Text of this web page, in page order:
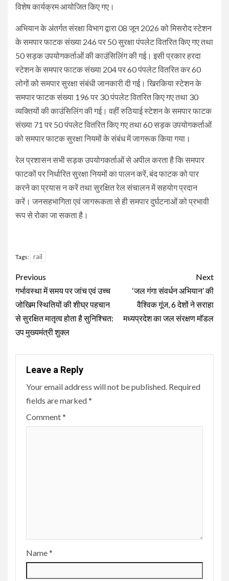
विशेष कार्यक्रम आयोजित किए गए।
अभियान के अंतर्गत संरक्षा विभाग द्वारा 08 जून 2026 को मिसरोद स्टेशन
के समपार फाटक संख्या 246 पर 50 सुरक्षा पंपलेट वितरित किए गए तथा
50 सड़क उपयोगकर्ताओं की काउंसिलिंग की गई। इसी प्रकार हरदा
स्टेशन के समपार फाटक संख्या 204 पर 60 पंपलेट वितरित कर 60
लोगों को समपार सुरक्षा संबंधी जानकारी दी गई। खिरकिया स्टेशन के
समपार फाटक संख्या 196 पर 30 पंपलेट वितरित किए गए तथा 30
व्यक्तियों की काउंसिलिंग की गई। वहीं रुठियाई स्टेशन के समपार फाटक
संख्या 71 पर 50 पंपलेट वितरित किए गए तथा 60 सड़क उपयोगकर्ताओं
को समपार फाटक सुरक्षा नियमों के संबंध में जागरूक किया गया।
रेल प्रशासन सभी सड़क उपयोगकर्ताओं से अपील करता है कि समपार
फाटकों पर निर्धारित सुरक्षा नियमों का पालन करें, बंद फाटक को पार
करने का प्रयास न करें तथा सुरक्षित रेल संचालन में सहयोग प्रदान
करें। जनसहभागिता एवं जागरूकता से ही समपार दुर्घटनाओं को प्रभावी
रूप से रोका जा सकता है।
Tags: rail
Continue
Reading
Previous
गर्भावस्था में समय पर जांच एवं उच्च
जोखिम स्थितियों की शीघ्र पहचान
से सुरक्षित मातृत्व होता है सुनिश्चित:
उप मुख्यमंत्री शुक्ल
Next
‘जल गंगा संवर्धन अभियान’ की
वैश्विक गूंज, 6 देशों ने सराहा
मध्यप्रदेश का जल संरक्षण मॉडल
Leave a Reply
Your email address will not be published. Required
fields are marked*
Comment*
Name*